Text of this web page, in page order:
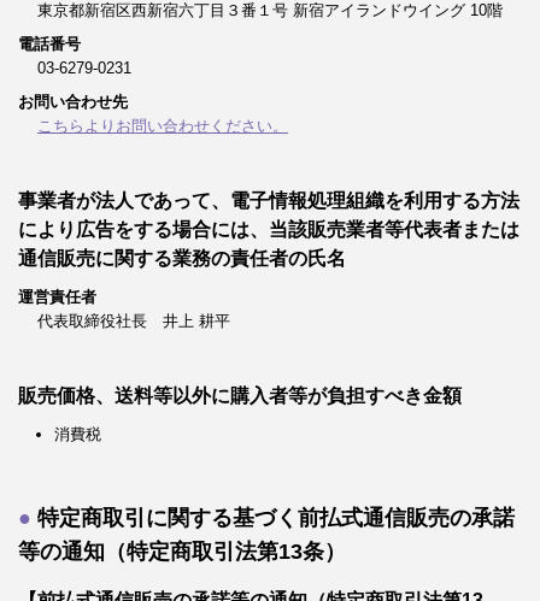
東京都新宿区西新宿六丁目３番１号 新宿アイランドウイング 10階
電話番号
03-6279-0231
お問い合わせ先
こちらよりお問い合わせください。
事業者が法人であって、電子情報処理組織を利用する方法
により広告をする場合には、当該販売業者等代表者または
通信販売に関する業務の責任者の氏名
運営責任者
代表取締役社長 井上 耕平
販売価格、送料等以外に購入者等が負担すべき金額
消費税
特定商取引に関する基づく前払式通信販売の承諾
等の通知（特定商取引法第13条）